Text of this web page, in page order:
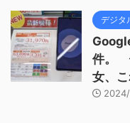
デジタ
件。
女、